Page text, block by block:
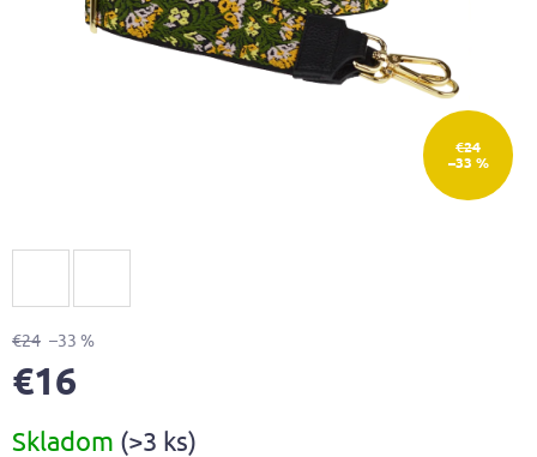
€24
–33 %
€24 –33 %
€16
cena:
Skladom (>3 ks)